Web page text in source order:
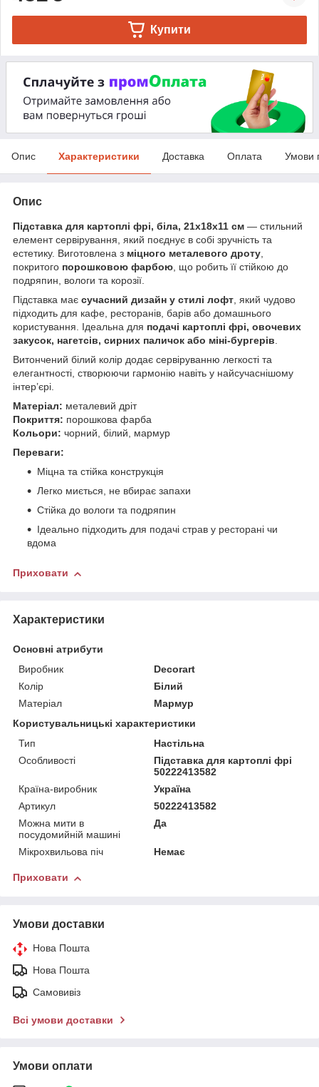
Купити
Опис Характеристики Доставка Оплата Умови
Опис
Підставка для картоплі фрі, біла, 21х18х11 см — стильний
елемент сервірування, який поєднує в собі зручність та
естетику. Виготовлена з міцного металевого дроту,
покритого порошковою фарбою, що робить її стійкою до
подряпин, вологи та корозії.
Підставка має сучасний дизайн у стилі лофт, який чудово
підходить для кафе, ресторанів, барів або домашнього
користування. Ідеальна для подачі картоплі фрі, овочевих
закусок, нагетсів, сирних паличок або міні-бургерів.
Витончений білий колір додає сервіруванню легкості та
елегантності, створюючи гармонію навіть у найсучаснішому
інтер’єрі.
Матеріал: металевий дріт
Покриття: порошкова фарба
Кольори: чорний, білий, мармур
Переваги:
Міцна та стійка конструкція
Легко миється, не вбирає запахи
Стійка до вологи та подряпин
Ідеально підходить для подачі страв у ресторані чи
вдома
Приховати
Характеристики
Основні атрибути
Виробник
Decorart
Колір
Білий
Матеріал
Мармур
Користувальницькі характеристики
Тип
Настільна
Особливості
Підставка для картоплі фрі
50222413582
Країна-виробник
Україна
Артикул
50222413582
Можна мити в
посудомийній машині
Да
Мікрохвильова піч Немає
Приховати
Умови доставки
Нова Пошта
Нова Пошта
Самовивіз
Всі умови доставки
Умови оплати